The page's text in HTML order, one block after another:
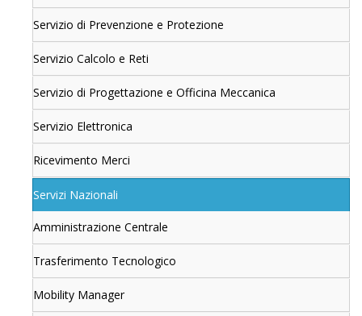
Servizio di Prevenzione e Protezione
Servizio Calcolo e Reti
Servizio di Progettazione e Officina Meccanica
Servizio Elettronica
Ricevimento Merci
Servizi Nazionali
Amministrazione Centrale
Trasferimento Tecnologico
Mobility Manager